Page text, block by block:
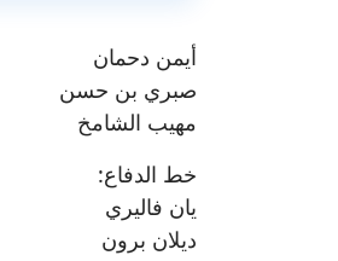
أيمن دحمان
صبري بن حسن
مهيب الشامخ
خط الدفاع:
يان فاليري
ديلان برون